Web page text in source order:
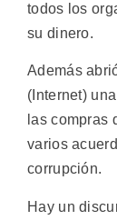
todos los
su dinero.
Además
(Internet)
las compras
varios
corrupción.
Hay un